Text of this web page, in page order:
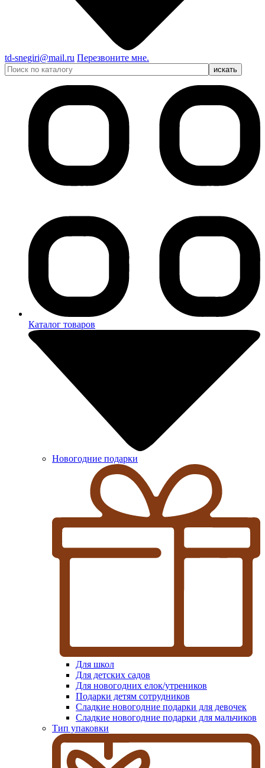
td-snegiri@mail.ru Перезвоните мне.
Каталог товаров
Новогодние подарки
Для школ
Для детских садов
Для новогодних елок/утреников
Подарки детям сотрудников
Сладкие новогодние подарки для девочек
Сладкие новогодние подарки для мальчиков
Тип упаковки